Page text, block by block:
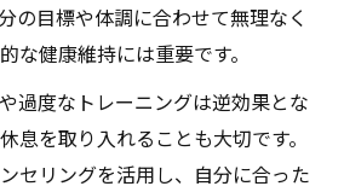
の目標や体調に合わせて無理なく
な健康維持には重要です。
過度なトレーニングは逆効果とな
息を取り入れることも大切です。
セリングを活用し、自分に合った